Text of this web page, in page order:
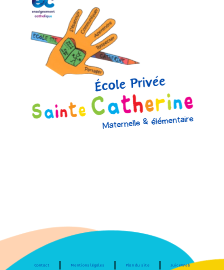
Contact Mentions légales Plan du site JuiceWeb